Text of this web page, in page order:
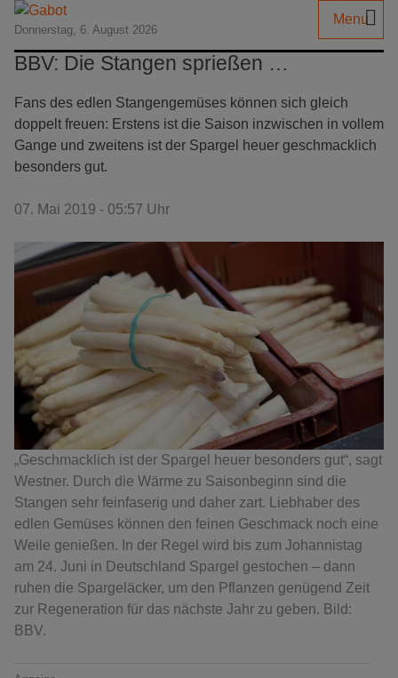
Donnerstag, 6. August 2026
Menu
BBV: Die Stangen sprießen …
Fans des edlen Stangengemüses können sich gleich
doppelt freuen: Erstens ist die Saison inzwischen in vollem
Gange und zweitens ist der Spargel heuer geschmacklich
besonders gut.
07. Mai 2019 - 05:57 Uhr
„Geschmacklich ist der Spargel heuer besonders gut“, sagt
Westner. Durch die Wärme zu Saisonbeginn sind die
Stangen sehr feinfaserig und daher zart. Liebhaber des
edlen Gemüses können den feinen Geschmack noch eine
Weile genießen. In der Regel wird bis zum Johannistag
am 24. Juni in Deutschland Spargel gestochen – dann
ruhen die Spargeläcker, um den Pflanzen genügend Zeit
zur Regeneration für das nächste Jahr zu geben. Bild:
BBV.